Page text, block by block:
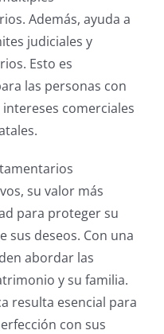
Además, ayuda a
judiciales y
Esto es
las personas con
comerciales
su valor más
para proteger su
sus deseos. Con una
abordar las
y su familia.
resulta esencial para
con sus